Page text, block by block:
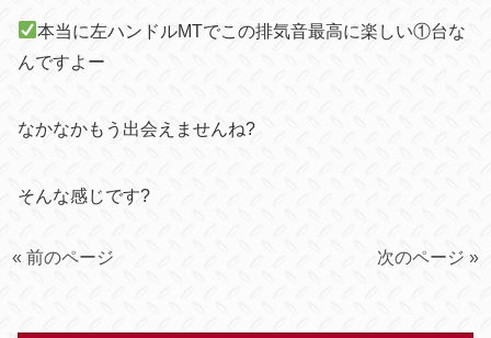
本当に左ハンドルMTでこの排気音最高に楽しい①台な
んですよー
なかなかもう出会えませんね?
そんな感じです?
« 前のページ 次のページ »